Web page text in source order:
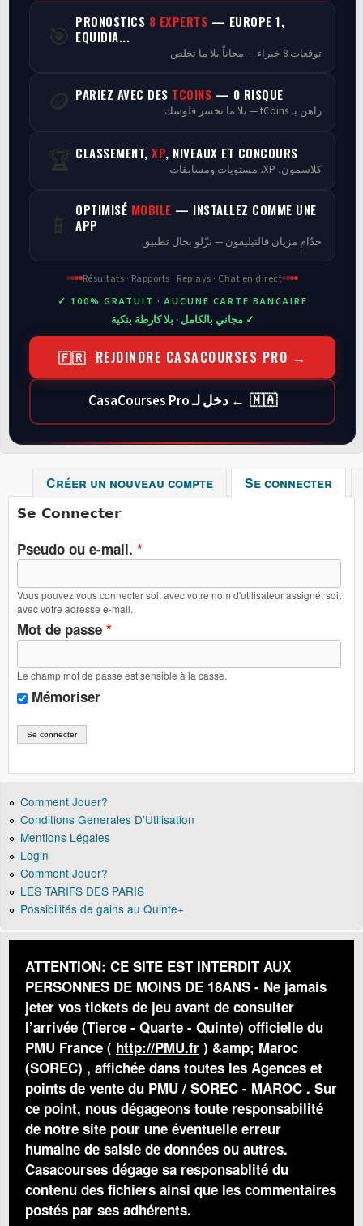
Programmes
🎯 PRONOSTICS 8 EXPERTS — EUROPE 1,
EQUIDIA...
توقعات 8 خبراء — مجاناً بلا ما تخلص
🪙 PARIEZ AVEC DES TCOINS — 0 RISQUE
راهن بـ tCoins — بلا ما تخسر فلوسك
🏆 CLASSEMENT, XP, NIVEAUX ET CONCOURS
كلاسمون، XP، مستويات ومسابقات
📱 OPTIMISÉ MOBILE — INSTALLEZ COMME UNE
APP
خدّام مزيان فالتيليفون — نزّلو بحال تطبيق
Résultats · Rapports · Replays · Chat en direct
✓ 100% GRATUIT · AUCUNE CARTE BANCAIRE
✓ مجاني بالكامل · بلا كارطة بنكية
🇫🇷 REJOINDRE CASACOURSES PRO →
🇲🇦 ← دخل لـ CasaCourses Pro
Créer un nouveau compte Se connecter
Se Connecter
Pseudo ou e-mail. *
Vous pouvez vous connecter soit avec votre nom d'utilisateur assigné, soit
avec votre adresse e-mail.
Mot de passe *
Le champ mot de passe est sensible à la casse.
Mémoriser
Comment Jouer?
Conditions Generales D’Utilisation
Mentions Légales
Login
Comment Jouer?
LES TARIFS DES PARIS
Possibilités de gains au Quinte+
ATTENTION: CE SITE EST INTERDIT AUX
PERSONNES DE MOINS DE 18ANS - Ne jamais
jeter vos tickets de jeu avant de consulter
l’arrivée (Tierce - Quarte - Quinte) officielle du
PMU France ( http://PMU.fr ) &amp; Maroc
(SOREC) , affichée dans toutes les Agences et
points de vente du PMU / SOREC - MAROC . Sur
ce point, nous dégageons toute responsabilité
de notre site pour une éventuelle erreur
humaine de saisie de données ou autres.
Casacourses dégage sa responsablité du
contenu des fichiers ainsi que les commentaires
postés par ses adhérents.